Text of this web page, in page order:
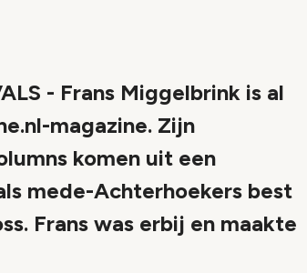
- Frans Miggelbrink is al
magazine. Zijn
komen uit een
mede-Achterhoekers best
Frans was erbij en maakte